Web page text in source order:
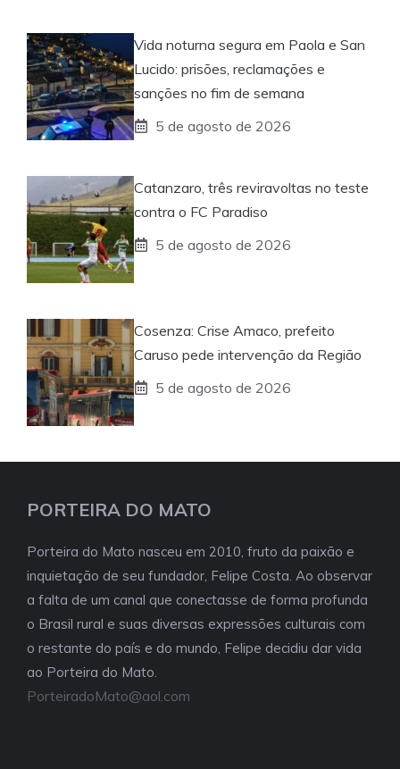
Vida noturna segura em Paola e San
Lucido: prisões, reclamações e
sanções no fim de semana
5 de agosto de 2026
Catanzaro, três reviravoltas no teste
contra o FC Paradiso
5 de agosto de 2026
Cosenza: Crise Amaco, prefeito
Caruso pede intervenção da Região
5 de agosto de 2026
PORTEIRA DO MATO
Porteira do Mato nasceu em 2010, fruto da paixão e
inquietação de seu fundador, Felipe Costa. Ao observar
a falta de um canal que conectasse de forma profunda
o Brasil rural e suas diversas expressões culturais com
o restante do país e do mundo, Felipe decidiu dar vida
ao Porteira do Mato.
PorteiradoMato@aol.com